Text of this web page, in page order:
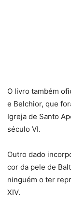
O livro também
e Belchior, que
Igreja de Santo
século VI.
Outro dado
cor da pele de
ninguém o ter
XIV.